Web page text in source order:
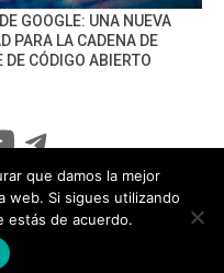
GOOGLE: UNA NUEVA
PARA LA CADENA DE
CÓDIGO ABIERTO
Telegram
Política de Privacidad
que damos la mejor
web. Si sigues utilizando
estás de acuerdo.